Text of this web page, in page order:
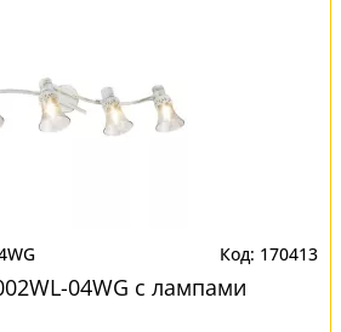
170413
04WG с лампами